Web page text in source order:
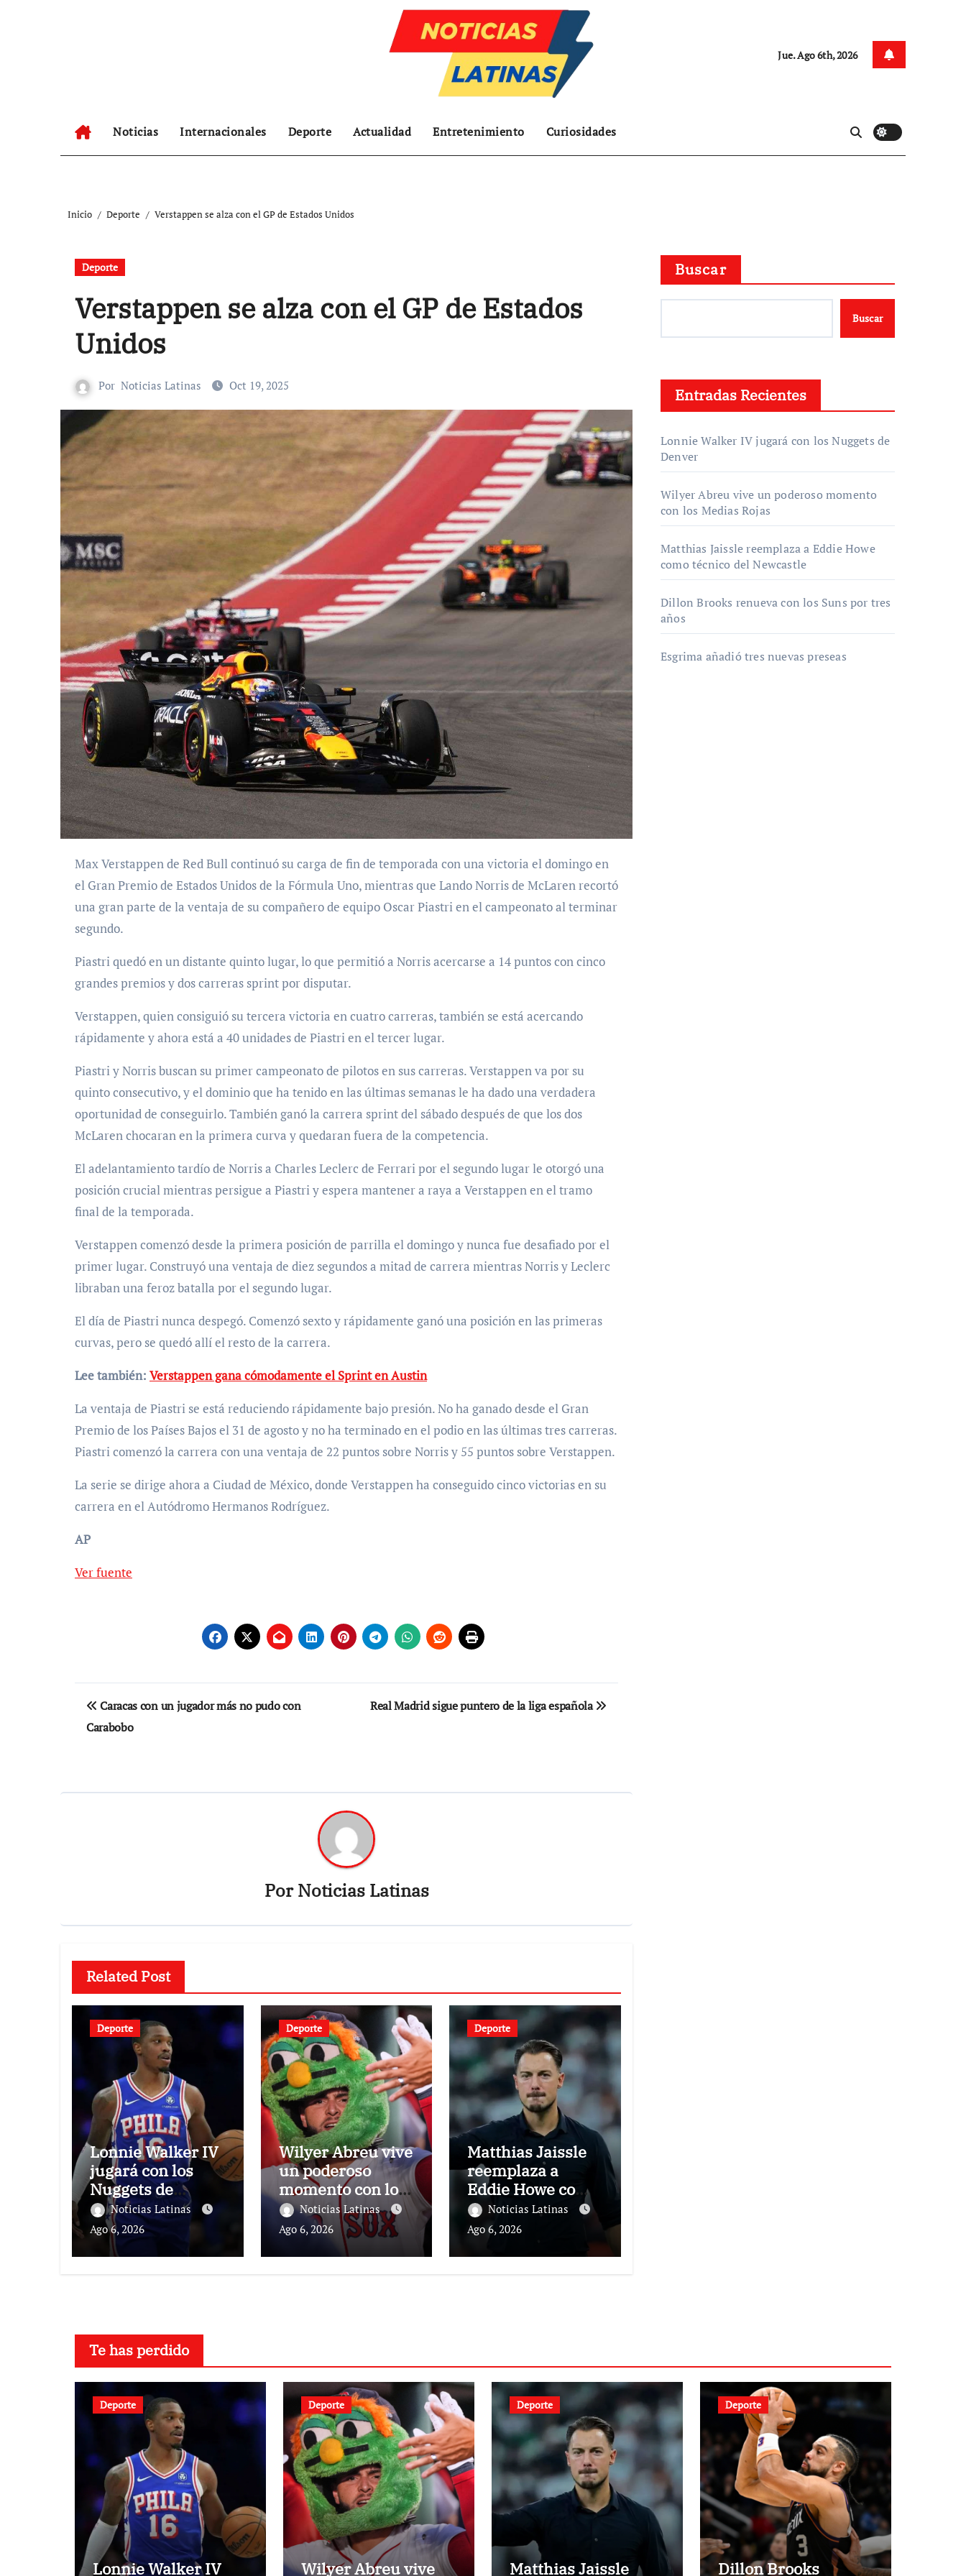
Jue. Ago 6th, 2026
Noticias Internacionales Deporte Actualidad Entretenimiento Curiosidades
Inicio Deporte Verstappen se alza con el GP de Estados Unidos
Deporte
Verstappen se alza con el GP de Estados
Unidos
Por Noticias Latinas Oct 19, 2025
Max Verstappen de Red Bull continuó su carga de fin de temporada con una victoria el domingo en
el Gran Premio de Estados Unidos de la Fórmula Uno, mientras que Lando Norris de McLaren recortó
una gran parte de la ventaja de su compañero de equipo Oscar Piastri en el campeonato al terminar
segundo.
Piastri quedó en un distante quinto lugar, lo que permitió a Norris acercarse a 14 puntos con cinco
grandes premios y dos carreras sprint por disputar.
Verstappen, quien consiguió su tercera victoria en cuatro carreras, también se está acercando
rápidamente y ahora está a 40 unidades de Piastri en el tercer lugar.
Piastri y Norris buscan su primer campeonato de pilotos en sus carreras. Verstappen va por su
quinto consecutivo, y el dominio que ha tenido en las últimas semanas le ha dado una verdadera
oportunidad de conseguirlo. También ganó la carrera sprint del sábado después de que los dos
McLaren chocaran en la primera curva y quedaran fuera de la competencia.
El adelantamiento tardío de Norris a Charles Leclerc de Ferrari por el segundo lugar le otorgó una
posición crucial mientras persigue a Piastri y espera mantener a raya a Verstappen en el tramo
final de la temporada.
Verstappen comenzó desde la primera posición de parrilla el domingo y nunca fue desafiado por el
primer lugar. Construyó una ventaja de diez segundos a mitad de carrera mientras Norris y Leclerc
libraban una feroz batalla por el segundo lugar.
El día de Piastri nunca despegó. Comenzó sexto y rápidamente ganó una posición en las primeras
curvas, pero se quedó allí el resto de la carrera.
Lee también: Verstappen gana cómodamente el Sprint en Austin
La ventaja de Piastri se está reduciendo rápidamente bajo presión. No ha ganado desde el Gran
Premio de los Países Bajos el 31 de agosto y no ha terminado en el podio en las últimas tres carreras.
Piastri comenzó la carrera con una ventaja de 22 puntos sobre Norris y 55 puntos sobre Verstappen.
La serie se dirige ahora a Ciudad de México, donde Verstappen ha conseguido cinco victorias en su
carrera en el Autódromo Hermanos Rodríguez.
AP
Ver fuente
Navegación
de
Caracas con un jugador más no pudo con
Carabobo
Real Madrid sigue puntero de la liga española
PorNoticias Latinas
Related Post
Deporte
Lonnie Walker IV
jugará con los
Nuggets de
Denver
Noticias Latinas
Ago 6, 2026
Deporte
Wilyer Abreu vive
un poderoso
momento con los
Medias Rojas
Noticias Latinas
Ago 6, 2026
Deporte
Matthias Jaissle
reemplaza a
Eddie Howe como
técnico del
Newcastle
Noticias Latinas
Ago 6, 2026
Buscar
Buscar
Entradas Recientes
Lonnie Walker IV jugará con los Nuggets de
Denver
Wilyer Abreu vive un poderoso momento
con los Medias Rojas
Matthias Jaissle reemplaza a Eddie Howe
como técnico del Newcastle
Dillon Brooks renueva con los Suns por tres
años
Esgrima añadió tres nuevas preseas
Te has perdido
Deporte
Lonnie Walker IV
Deporte
Wilyer Abreu vive
Deporte
Matthias Jaissle
Deporte
Dillon Brooks